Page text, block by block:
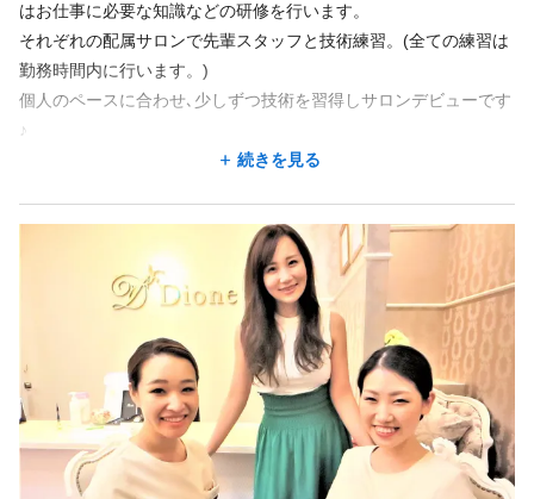
勤務地が希望に合わなくても、応募した後に相談できることが
あります。
Dione 栄店 栄駅 徒歩5分
Dione四日市駅前店 近鉄四日市駅 徒歩2分
Dione銀座本店 銀座駅 徒歩2分/有楽町駅 徒歩8分
Dione上野店 京成上野駅 徒歩3分/上野広小路駅 徒歩4分/湯島駅 徒歩5分/上野駅 徒歩9分
勤務時間
週2回 週3回 週4回 週5回 シフト制
はお仕事に必要な知識などの研修を行います。
それぞれの配属サロンで先輩スタッフと技術練習。(全ての練習は
勤務時間内に行います。)
個人のペースに合わせ､少しずつ技術を習得しサロンデビューです
♪
★働きやすく､安心の福利厚生があります★
★ノルマなし★
お客様を第一に考えられるようにと､ノルマは一切ありません｡
｢店長になりたい｣｢独立を考えている｣方も大歓迎！
スタッフの頑張りはしっかりと評価し､ インセンティブや役職手
当などで還元しています｡
（1年目/店長月収例：35万円以上 ※月給27万円＋諸手当）
スタッフ同士がとても仲が良く、雰囲気が良く風通しの良い働き
やすい職場です♪
仲間と共に成長しましょう！
続きを見る